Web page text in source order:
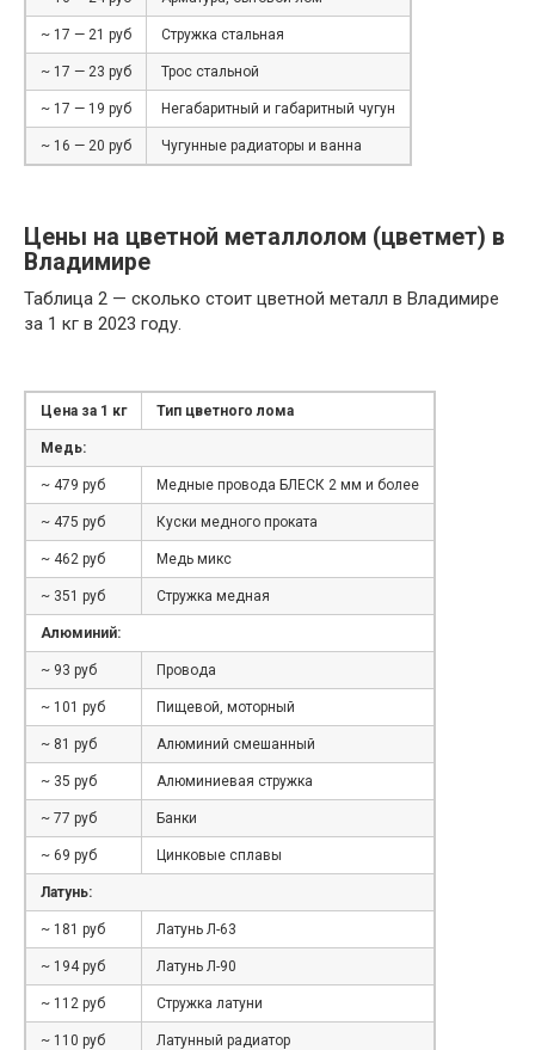
~ 17 — 21 руб Стружка стальная
~ 17 — 23 руб Трос стальной
~ 17 — 19 руб Негабаритный и габаритный чугун
~ 16 — 20 руб Чугунные радиаторы и ванна
Цены на цветной металлолом (цветмет) в
Владимире
Таблица 2 — сколько стоит цветной металл в Владимире
за 1 кг в 2023 году.
Цена за 1 кг Тип цветного лома
Медь:
~ 479 руб Медные провода БЛЕСК 2 мм и более
~ 475 руб Куски медного проката
~ 462 руб Медь микс
~ 351 руб Стружка медная
Алюминий:
~ 93 руб Провода
~ 101 руб Пищевой, моторный
~ 81 руб Алюминий смешанный
~ 35 руб Алюминиевая стружка
~ 77 руб Банки
~ 69 руб Цинковые сплавы
Латунь:
~ 181 руб Латунь Л-63
~ 194 руб Латунь Л-90
~ 112 руб Стружка латуни
~ 110 руб Латунный радиатор